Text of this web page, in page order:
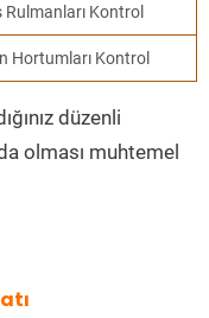
Rulmanları Kontrol
Hortumları Kontrol
düzenli
olması muhtemel